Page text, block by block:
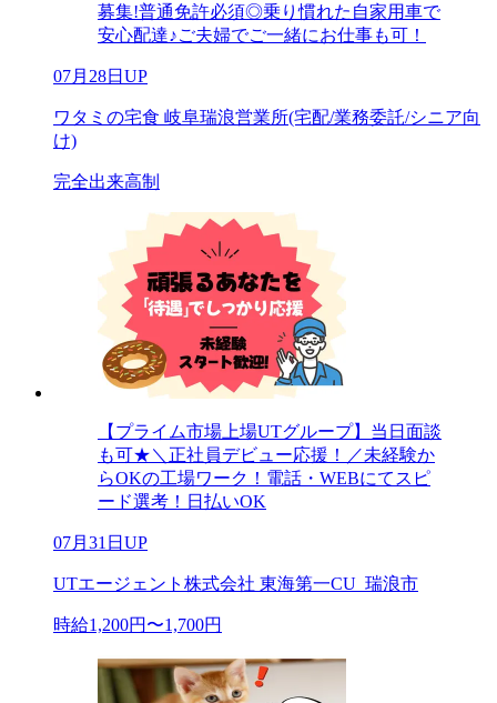
募集!普通免許必須◎乗り慣れた自家用車で
安心配達♪ご夫婦でご一緒にお仕事も可！
07月28日UP
ワタミの宅食 岐阜瑞浪営業所(宅配/業務委託/シニア向
け)
完全出来高制
【プライム市場上場UTグループ】当日面談
も可★＼正社員デビュー応援！／未経験か
らOKの工場ワーク！電話・WEBにてスピ
ード選考！日払いOK
07月31日UP
UTエージェント株式会社 東海第一CU_瑞浪市
時給1,200円〜1,700円